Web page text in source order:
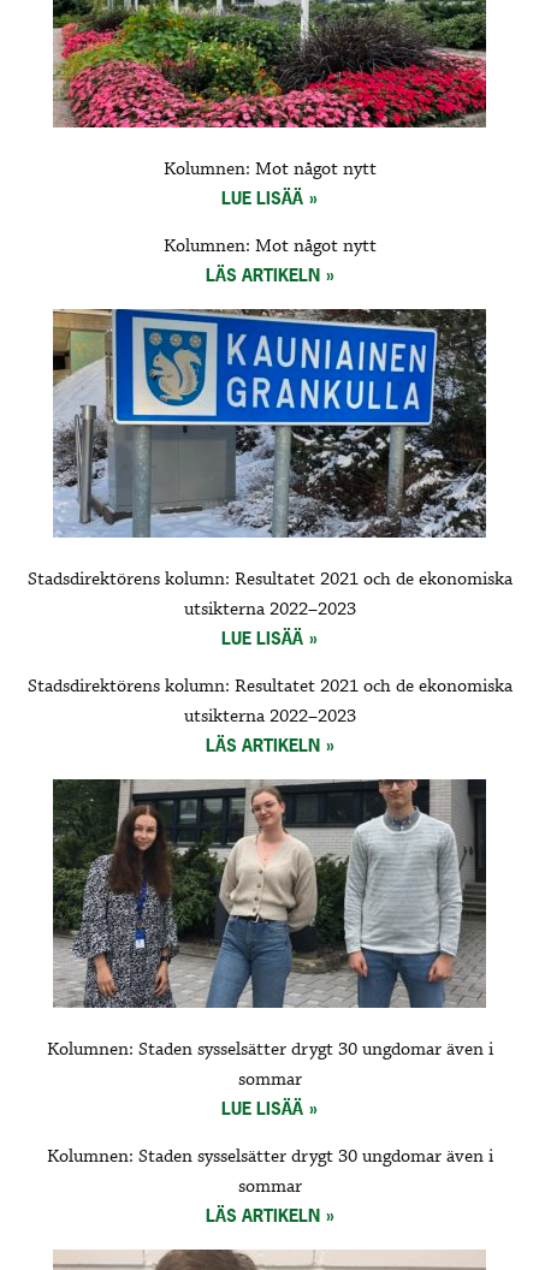
Kolumnen: Mot något nytt
LUE LISÄÄ
Kolumnen: Mot något nytt
LÄS ARTIKELN
Stadsdirektörens kolumn: Resultatet 2021 och de ekonomiska
utsikterna 2022–2023
LUE LISÄÄ
Stadsdirektörens kolumn: Resultatet 2021 och de ekonomiska
utsikterna 2022–2023
LÄS ARTIKELN
Kolumnen: Staden sysselsätter drygt 30 ungdomar även i
sommar
LUE LISÄÄ
Kolumnen: Staden sysselsätter drygt 30 ungdomar även i
sommar
LÄS ARTIKELN